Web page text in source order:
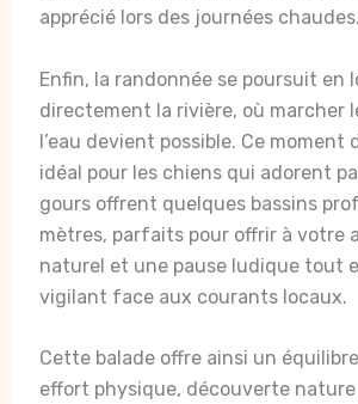
apprécié lors des journées chaudes.
Enfin, la randonnée se poursuit en
directement la rivière, où marcher
l’eau devient possible. Ce
idéal pour les chiens qui adorent
gours offrent quelques bassins
mètres, parfaits pour offrir à votre
naturel et une pause ludique tout
vigilant face aux courants locaux.
Cette balade offre ainsi un
effort physique, découverte